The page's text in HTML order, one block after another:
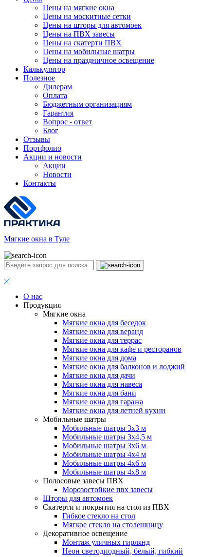
Цены на мягкие окна
Цены на москитные сетки
Цены на шторы для автомоек
Цены на ПВХ завесы
Цены на скатерти ПВХ
Цены на мобильные шатры
Цены на праздничное освещение
Калькулятор
Полезное
Дилерам
Оплата
Бюджетным организациям
Гарантия
Вопрос - ответ
Блог
Отзывы
Портфолио
Акции и новости
Акции
Новости
Контакты
Мягкие окна в Туле
О нас
Продукция
Мягкие окна
Мягкие окна для беседок
Мягкие окна для веранд
Мягкие окна для террас
Мягкие окна для кафе и ресторанов
Мягкие окна для дома
Мягкие окна для балконов и лоджий
Мягкие окна для дачи
Мягкие окна для навеса
Мягкие окна для бани
Мягкие окна для гаража
Мягкие окна для летней кухни
Мобильные шатры
Мобильные шатры 3х3 м
Мобильные шатры 3х4,5 м
Мобильные шатры 3х6 м
Мобильные шатры 4х4 м
Мобильные шатры 4х6 м
Мобильные шатры 4х8 м
Полосовые завесы ПВХ
Морозостойкие пвх завесы
Шторы для автомоек
Скатерти и покрытия на стол из ПВХ
Гибкое стекло на стол
Мягкое стекло на столешницу
Декоративное освещение
Монтаж уличных гирлянд
Неон светодиодный, белый, гибкий